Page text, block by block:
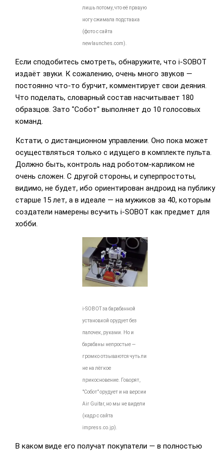
лишь потому, что её правую
ногу сжимала подставка
(фото с сайта
newlaunches.com).
Если сподобитесь смотреть, обнаружите, что i-SOBOT
издаёт звуки. К сожалению, очень много звуков —
постоянно что-то бурчит, комментирует свои деяния.
Что поделать, словарный состав насчитывает 180
образцов. Зато "Собот" выполняет до 10 голосовых
команд.
Кстати, о дистанционном управлении. Оно пока может
осуществляться только с идущего в комплекте пульта.
Должно быть, контроль над роботом-карликом не
очень сложен. С другой стороны, и суперпростоты,
видимо, не будет, ибо ориентирован андроид на публику
старше 15 лет, а в идеале — на мужиков за 40, которым
создатели намерены всучить i-SOBOT как предмет для
хобби.
i-SOBOT за барабанной
установкой орудует без
палочек, руками. Но и
барабаны непростые —
громко отзываются чуть ли
не на лёгкое
прикосновение. Говорят,
"Собот" орудует и на версии
Air Guitar, но мы не видели
(кадр с сайта
impress.co.jp).
В каком виде его получат покупатели — в полностью